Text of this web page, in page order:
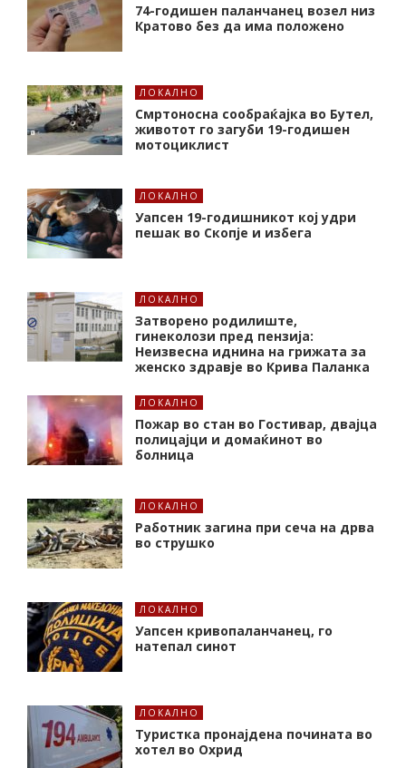
74-годишен паланчанец возел низ
Кратово без да има положено
ЛОКАЛНО
Смртоносна сообраќајка во Бутел,
животот го загуби 19-годишен
мотоциклист
ЛОКАЛНО
Уапсен 19-годишникот кој удри
пешак во Скопје и избега
ЛОКАЛНО
Затворено родилиште,
гинеколози пред пензија:
Неизвесна иднина на грижата за
женско здравје во Крива Паланка
ЛОКАЛНО
Пожар во стан во Гостивар, двајца
полицајци и домаќинот во
болница
ЛОКАЛНО
Работник загина при сеча на дрва
во струшко
ЛОКАЛНО
Уапсен кривопаланчанец, го
натепал синот
ЛОКАЛНО
Туристка пронајдена почината во
хотел во Охрид